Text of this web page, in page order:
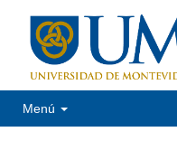
Menú